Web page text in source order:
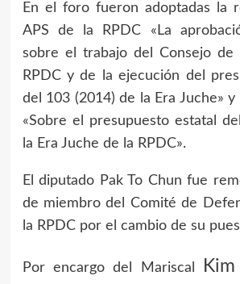
En el foro fueron adoptadas la
APS de la RPDC «La
sobre el trabajo del Consejo de
RPDC y de la ejecución del
del 103 (2014) de la Era Juche» y
«Sobre el presupuesto estatal
la Era Juche de la RPDC».
El diputado Pak To Chun fue
de miembro del Comité de
la RPDC por el cambio de su
Por encargo del Mariscal